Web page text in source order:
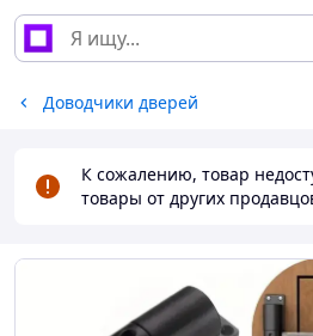
Доводчики дверей
К сожалению, товар
товары от других